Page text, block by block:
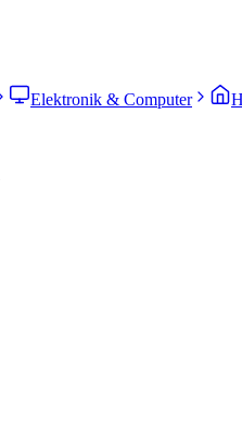
Elektronik & Computer